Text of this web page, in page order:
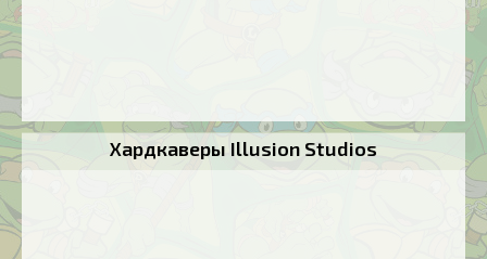
Хардкаверы Illusion Studios